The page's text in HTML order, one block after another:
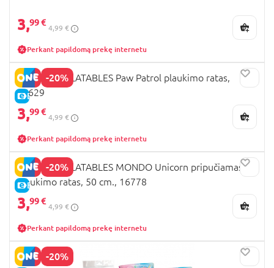
3,99 €
4,99 €
Perkant papildomą prekę internetu
-20%
E-KAINA
MONDO INFLATABLES Paw Patrol plaukimo ratas,
16629
3,99 €
4,99 €
Perkant papildomą prekę internetu
-20%
E-KAINA
MONDO INFLATABLES MONDO Unicorn pripučiamas
plaukimo ratas, 50 cm., 16778
3,99 €
4,99 €
Perkant papildomą prekę internetu
-20%